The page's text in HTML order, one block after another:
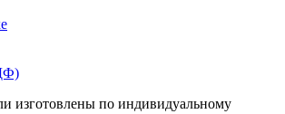
изготовлены по индивидуальному